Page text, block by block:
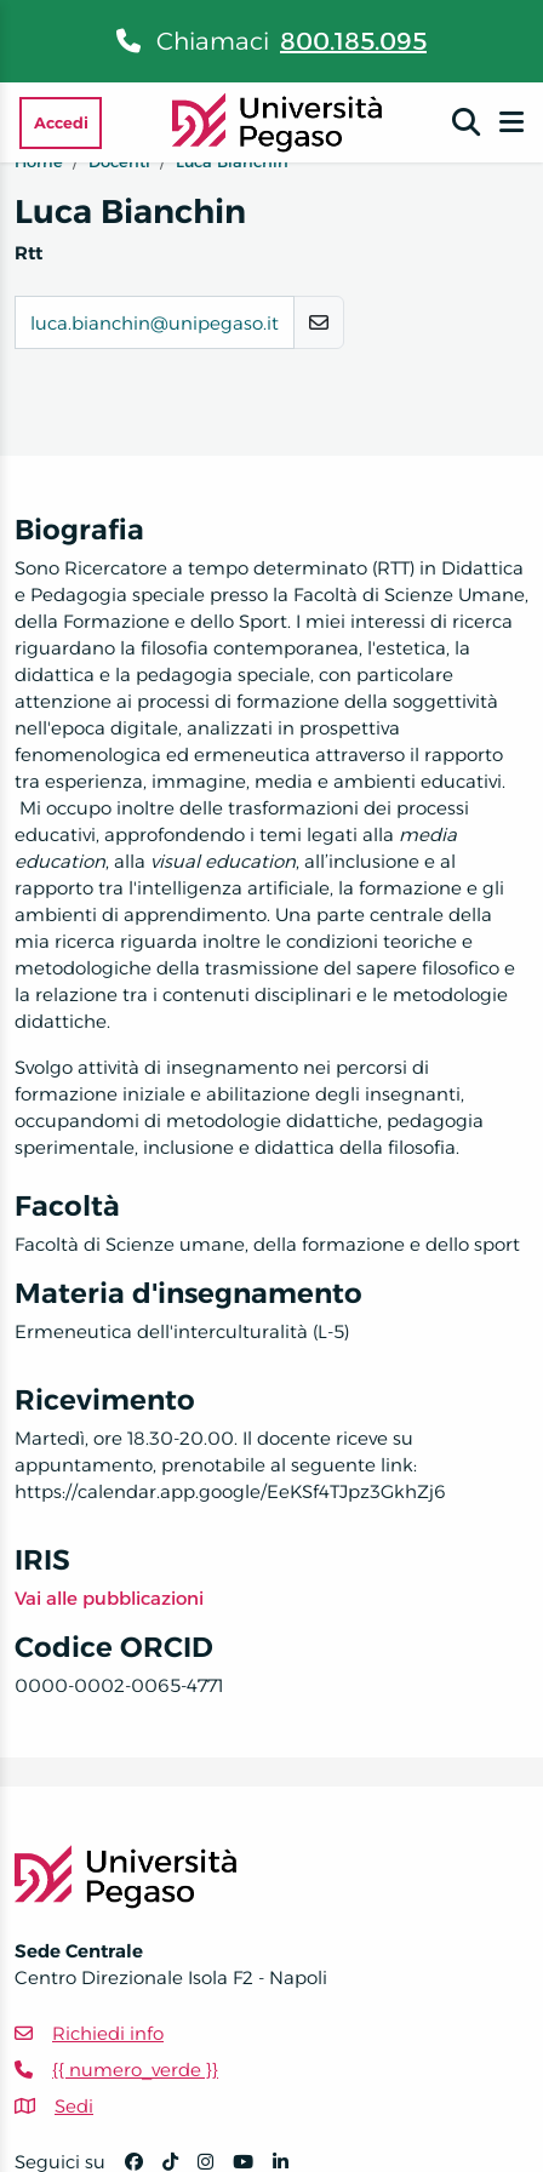
Chiamaci 800.185.095
Accedi
Home
Docenti Luca Bianchin
Luca Bianchin
Rtt
luca.bianchin@unipegaso.it
Biografia
Sono Ricercatore a tempo determinato (RTT) in Didattica
e Pedagogia speciale presso la Facoltà di Scienze Umane,
della Formazione e dello Sport. I miei interessi di ricerca
riguardano la filosofia contemporanea, l'estetica, la
didattica e la pedagogia speciale, con particolare
attenzione ai processi di formazione della soggettività
nell'epoca digitale, analizzati in prospettiva
fenomenologica ed ermeneutica attraverso il rapporto
tra esperienza, immagine, media e ambienti educativi.
Mi occupo inoltre delle trasformazioni dei processi
educativi, approfondendo i temi legati alla media
education, alla visual education, all’inclusione e al
rapporto tra l'intelligenza artificiale, la formazione e gli
ambienti di apprendimento. Una parte centrale della
mia ricerca riguarda inoltre le condizioni teoriche e
metodologiche della trasmissione del sapere filosofico e
la relazione tra i contenuti disciplinari e le metodologie
didattiche.
Svolgo attività di insegnamento nei percorsi di
formazione iniziale e abilitazione degli insegnanti,
occupandomi di metodologie didattiche, pedagogia
sperimentale, inclusione e didattica della filosofia.
Facoltà
Facoltà di Scienze umane, della formazione e dello sport
Materia d'insegnamento
Ermeneutica dell'interculturalità (L-5)
Ricevimento
Martedì, ore 18.30-20.00. Il docente riceve su
appuntamento, prenotabile al seguente link:
https://calendar.app.google/EeKSf4TJpz3GkhZj6
IRIS
Vai alle pubblicazioni
Codice ORCID
0000-0002-0065-4771
Sede Centrale
Centro Direzionale Isola F2 - Napoli
Richiedi info
{{ numero_verde }}
Sedi
Seguici su